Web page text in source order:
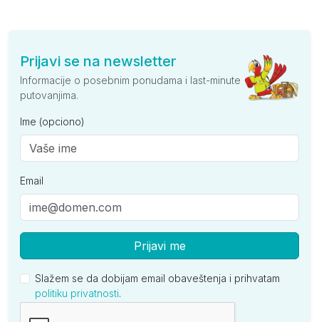
Prijavi se na newsletter
Informacije o posebnim ponudama i last-minute
putovanjima.
Ime (opciono)
Email
Prijavi me
Slažem se da dobijam email obaveštenja i prihvatam
politiku privatnosti.